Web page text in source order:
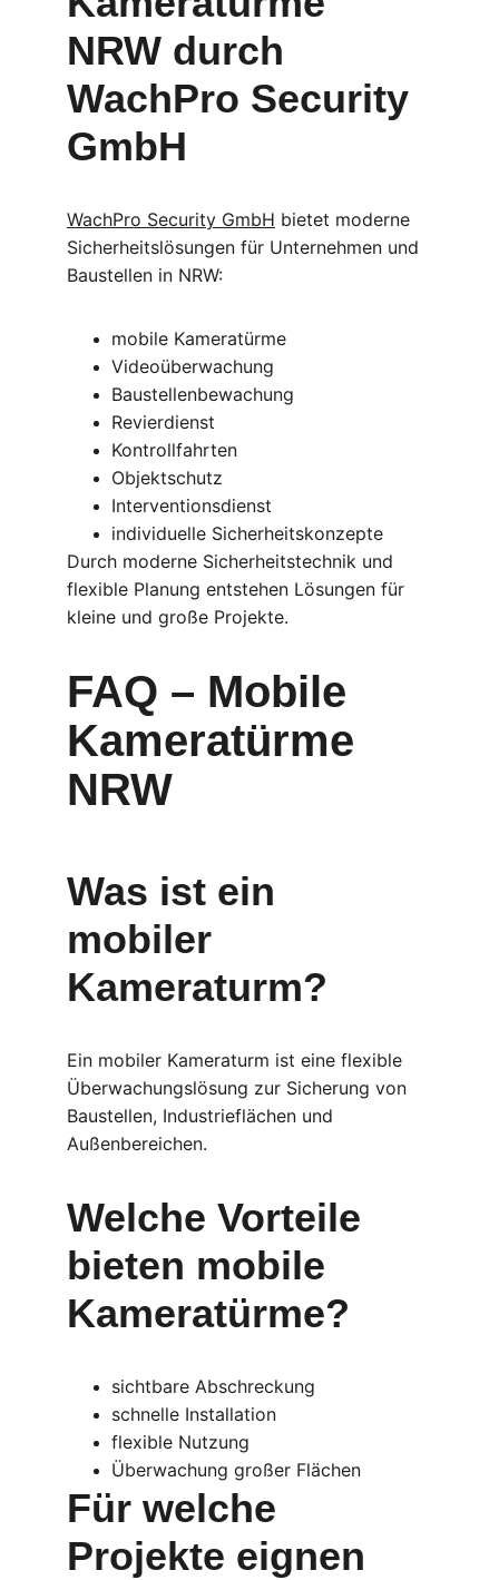
NRW durch
WachPro Security
GmbH
WachPro Security GmbH bietet moderne
Sicherheitslösungen für Unternehmen und
Baustellen in NRW:
mobile Kameratürme
Videoüberwachung
Baustellenbewachung
Revierdienst
Kontrollfahrten
Objektschutz
Interventionsdienst
individuelle Sicherheitskonzepte
Durch moderne Sicherheitstechnik und
flexible Planung entstehen Lösungen für
kleine und große Projekte.
FAQ – Mobile
Kameratürme
NRW
Was ist ein
mobiler
Kameraturm?
Ein mobiler Kameraturm ist eine flexible
Überwachungslösung zur Sicherung von
Baustellen, Industrieflächen und
Außenbereichen.
Welche Vorteile
bieten mobile
Kameratürme?
sichtbare Abschreckung
schnelle Installation
flexible Nutzung
Überwachung großer Flächen
Für welche
Projekte eignen